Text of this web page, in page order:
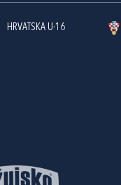
HRVATSKA U-16